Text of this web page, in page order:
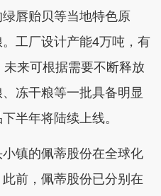
唇贻贝等当地特色原
工厂设计产能4万吨，有
来可根据需要不断释放
冻干粮等一批具备明显
半年将陆续上线。
镇的佩蒂股份在全球化
前，佩蒂股份已分别在